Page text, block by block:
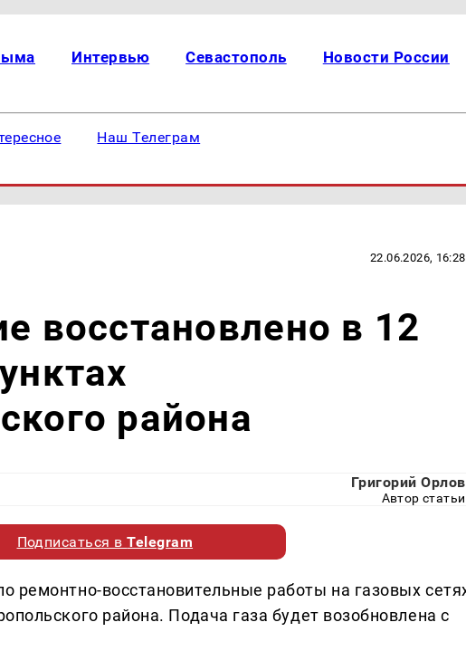
Интервью Севастополь Новости России
Наш Телеграм
22.06.2026, 16:28
восстановлено в 12
района
Григорий Орлов
Автор статьи
Подписаться вTelegram
ремонтно-восстановительные работы на газовых
района. Подача газа будет возобновлена с